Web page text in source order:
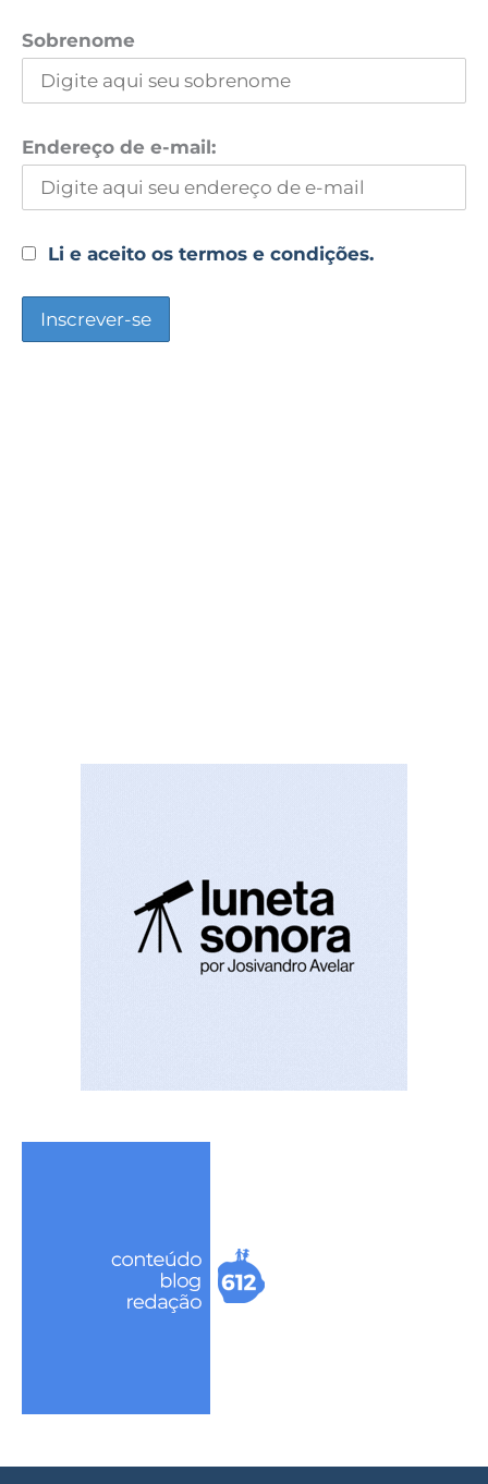
Sobrenome
Endereço de e-mail:
Li e aceito os termos e condições.